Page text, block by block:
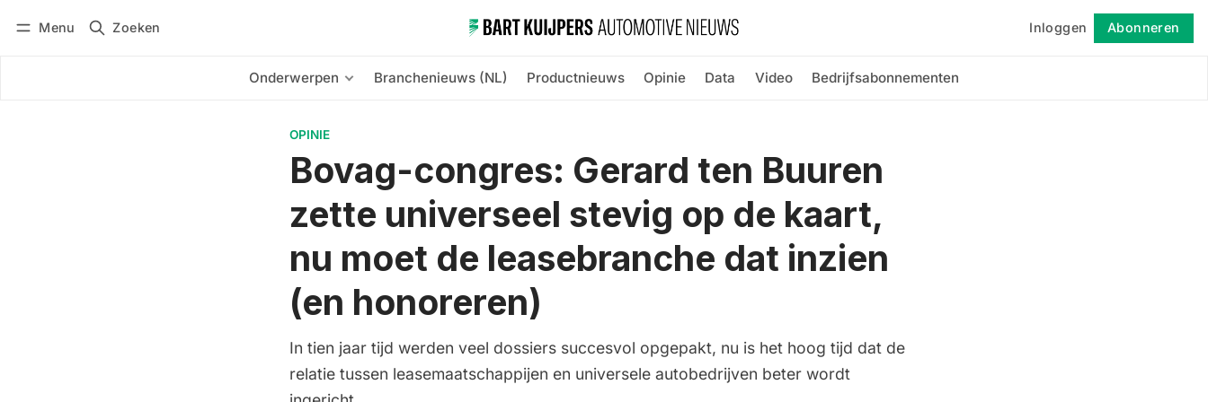
Menu Zoeken Inloggen Abonneren
Onderwerpen Branchenieuws (NL) Productnieuws Opinie Data Video Bedrijfsabonnementen
OPINIE
Bovag-congres: Gerard ten Buuren
zette universeel stevig op de kaart,
nu moet de leasebranche dat inzien
(en honoreren)
In tien jaar tijd werden veel dossiers succesvol opgepakt, nu is het hoog tijd dat de
relatie tussen leasemaatschappijen en universele autobedrijven beter wordt